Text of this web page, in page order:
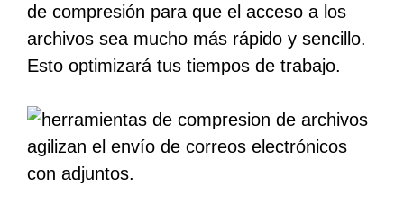
de compresión para que el acceso a los
archivos sea mucho más rápido y sencillo.
Esto optimizará tus tiempos de trabajo.